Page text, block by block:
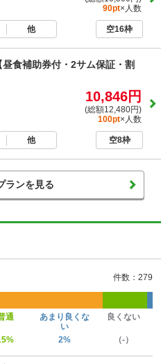
90pt×人数
他 空16枠
食補助券付・2サム保証・割
10,846円
(総額12,480円)
100pt×人数
他 空8枠
ランを見る
件数：279
通
あまり良くな
い
良くない
2% （-）